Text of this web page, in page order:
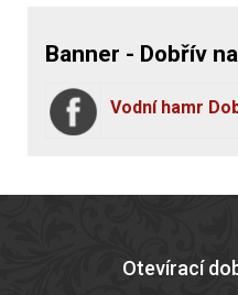
Banner - Dobřív
Vodní hamr
Otevírací